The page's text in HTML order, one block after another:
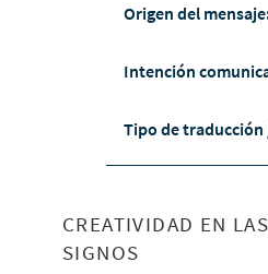
Origen del
Intención
Tipo de
CREATIVIDAD EN
SIGNOS